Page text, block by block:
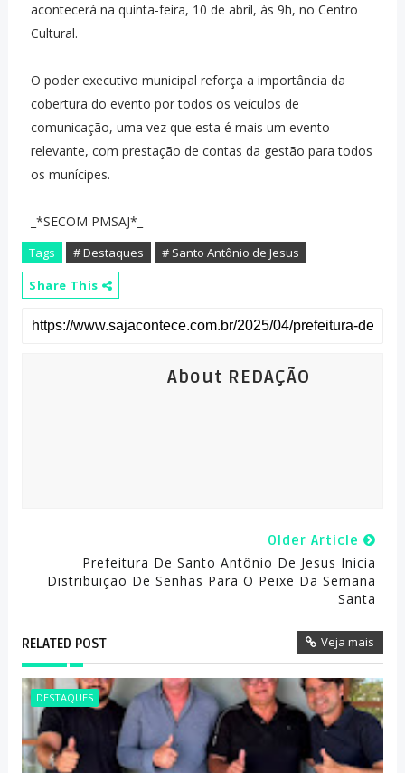
acontecerá na quinta-feira, 10 de abril, às 9h, no Centro
Cultural.
O poder executivo municipal reforça a importância da
cobertura do evento por todos os veículos de
comunicação, uma vez que esta é mais um evento
relevante, com prestação de contas da gestão para todos
os munícipes.
_*SECOM PMSAJ*_
Tags # Destaques
# Santo Antônio de Jesus
Share This
About REDAÇÃO
Older Article
Prefeitura De Santo Antônio De Jesus Inicia
Distribuição De Senhas Para O Peixe Da Semana
Santa
RELATED POST Veja mais
DESTAQUES